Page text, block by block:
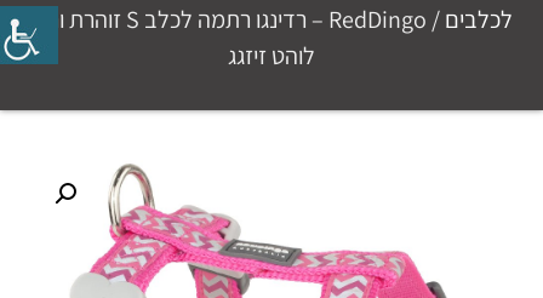
לכלבים
/ RedDingo – רדינגו רתמה לכלב S זוהרת ורוד
לוהט זיזגג